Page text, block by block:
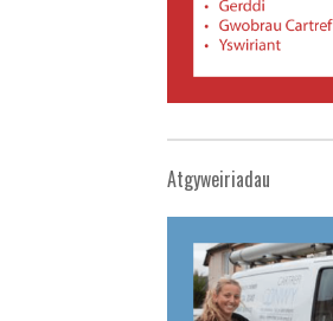
Atgyweiriadau